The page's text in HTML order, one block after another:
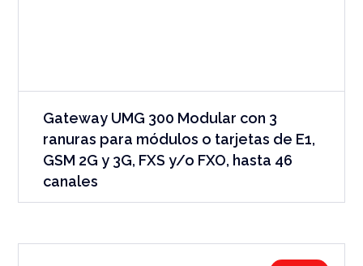
Gateway UMG 300 Modular con 3
ranuras para módulos o tarjetas de E1,
GSM 2G y 3G, FXS y/o FXO, hasta 46
canales